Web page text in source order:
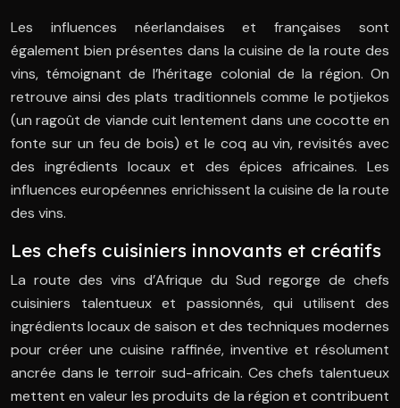
Les influences néerlandaises et françaises sont
également bien présentes dans la cuisine de la route des
vins, témoignant de l’héritage colonial de la région. On
retrouve ainsi des plats traditionnels comme le potjiekos
(un ragoût de viande cuit lentement dans une cocotte en
fonte sur un feu de bois) et le coq au vin, revisités avec
des ingrédients locaux et des épices africaines. Les
influences européennes enrichissent la cuisine de la route
des vins.
Les chefs cuisiniers innovants et créatifs
La route des vins d’Afrique du Sud regorge de chefs
cuisiniers talentueux et passionnés, qui utilisent des
ingrédients locaux de saison et des techniques modernes
pour créer une cuisine raffinée, inventive et résolument
ancrée dans le terroir sud-africain. Ces chefs talentueux
mettent en valeur les produits de la région et contribuent